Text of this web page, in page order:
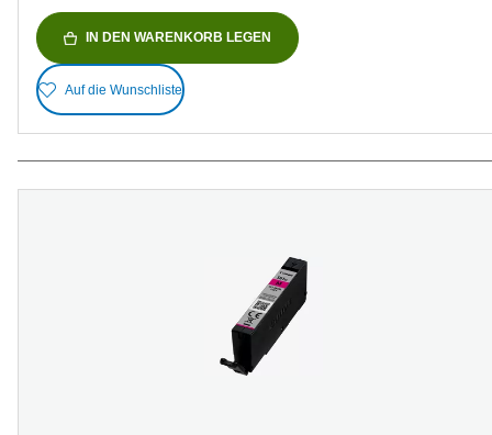
IN DEN WARENKORB LEGEN
Auf die Wunschliste